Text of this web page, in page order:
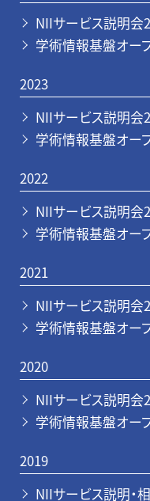
NIIサービス説明会
学術情報基盤オー
2023
NIIサービス説明会
学術情報基盤オー
2022
NIIサービス説明会
学術情報基盤オー
2021
NIIサービス説明会
学術情報基盤オー
2020
NIIサービス説明会
学術情報基盤オー
2019
NIIサービス説明・